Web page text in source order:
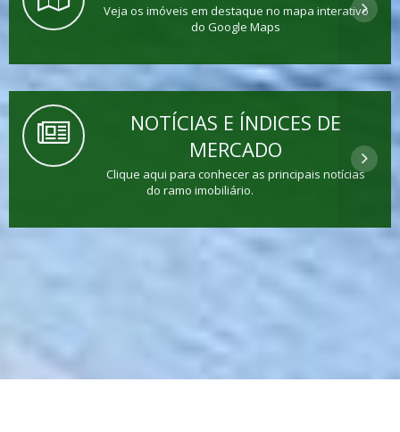
Veja os imóveis em destaque no mapa interativo
do Google Maps
NOTÍCIAS E ÍNDICES DE
MERCADO
Clique aqui para conhecer as principais notícias
do ramo imobiliário.